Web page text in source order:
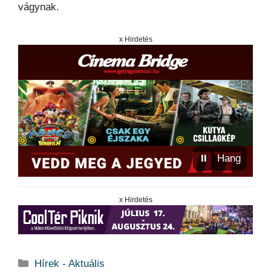
vágynak.
x Hirdetés
⏸ Hang
x Hirdetés
Kategória
Hírek - Aktuális